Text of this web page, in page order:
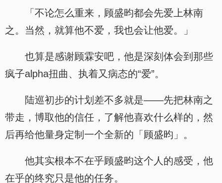
「不论怎么重来，顾盛昀都会先爱上林南
之。当然，就算他不爱，我也会让他爱。」
也算是感谢顾霖安吧，他是深刻体会到那些
疯子alpha扭曲、执着又病态的“爱”。
陆巡初步的计划差不多就是——先把林南之
带走，博取他的信任，了解他喜欢什么样的，然
后再给他量身定制一个全新的「顾盛昀」。
他其实根本不在乎顾盛昀这个人的感受，他
在乎的终究只是他的任务。